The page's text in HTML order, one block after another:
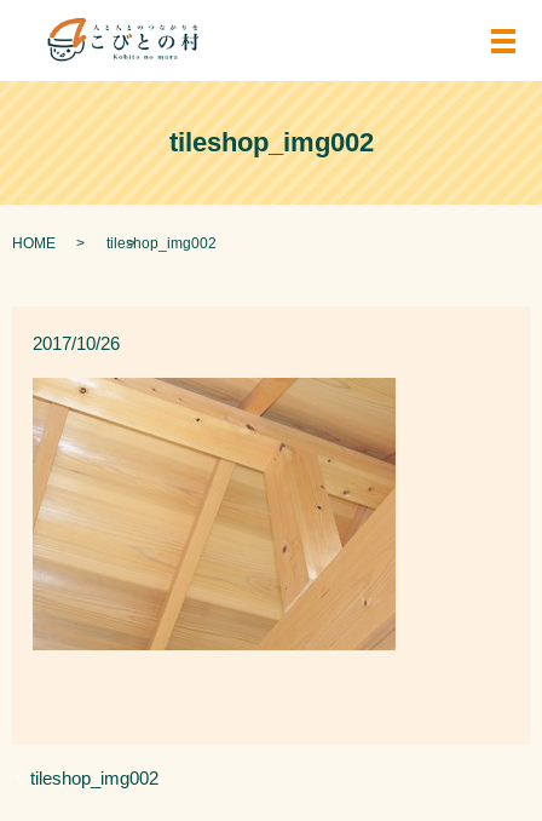
メ
tileshop_img002
HOME tileshop_img002
2017/10/26
tileshop_img002